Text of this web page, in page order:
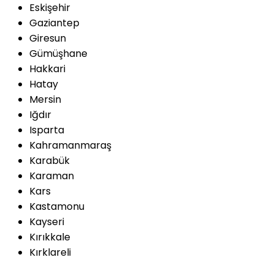
Eskişehir
Gaziantep
Giresun
Gümüşhane
Hakkari
Hatay
Mersin
Iğdır
Isparta
Kahramanmaraş
Karabük
Karaman
Kars
Kastamonu
Kayseri
Kırıkkale
Kırklareli